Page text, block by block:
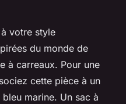
votre style
du monde de
à carreaux. Pour une
cette pièce à un
marine. Un sac à